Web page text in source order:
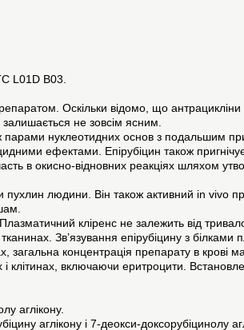
L01D B03.
Оскільки відомо, що антрацикліни
залишається не зовсім ясним.
нуклеотидних основ з подальшим
ефектами. Епірубіцин також
в окисно-відновних реакціях шляхом
пухлин людини. Він також активний in
кліренс не залежить від
Зв’язування епірубіцину з
загальна концентрація препарату в крові
і клітинах, включаючи еритроцити.
аглікону.
аглікону і 7-деокси-доксорубіцинолу